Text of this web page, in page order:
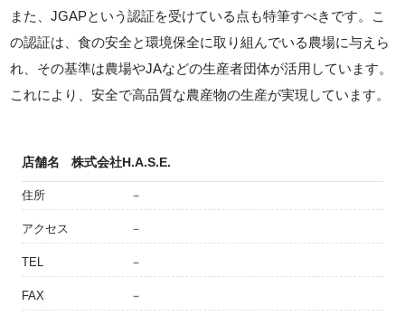
また、JGAPという認証を受けている点も特筆すべきです。こ
の認証は、食の安全と環境保全に取り組んでいる農場に与えら
れ、その基準は農場やJAなどの生産者団体が活用しています。
これにより、安全で高品質な農産物の生産が実現しています。
店舗名 株式会社H.A.S.E.
住所 －
アクセス －
TEL －
FAX －